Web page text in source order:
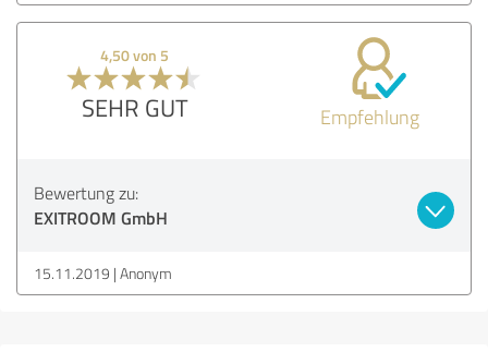
4,50 von 5
SEHR GUT Empfehlung
Bewertung zu:
EXITROOM GmbH
15.11.2019 Anonym